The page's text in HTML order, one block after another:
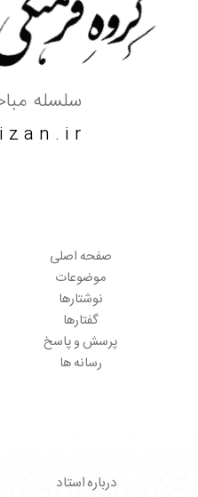
سلسله
صفحه اصلی
موضوعات
نوشتارها
گفتارها
پرسش و پاسخ
رسانه ها
درباره استاد